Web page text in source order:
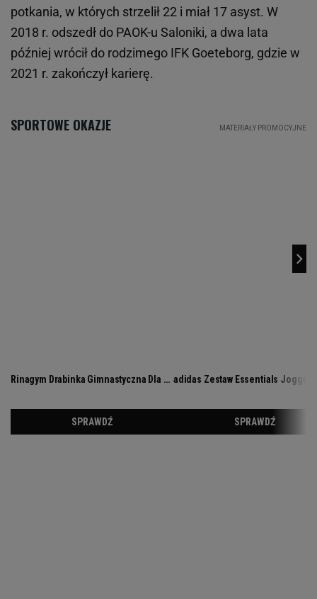
potkania, w których strzelił 22 i miał 17 asyst. W
2018 r. odszedł do PAOK-u Saloniki, a dwa lata
później wrócił do rodzimego IFK Goeteborg, gdzie w
2021 r. zakończył karierę.